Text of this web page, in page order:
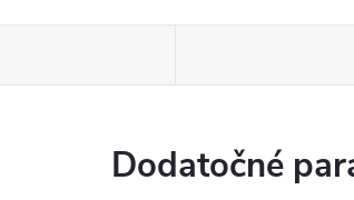
Dodatočné